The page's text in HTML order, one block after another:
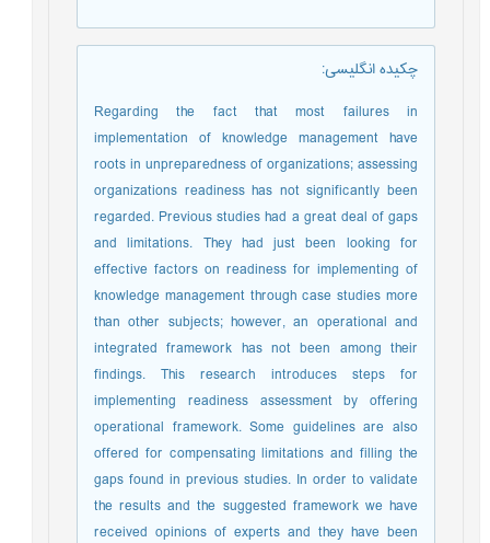
چکیده انگلیسی:
Regarding the fact that most failures in
implementation of knowledge management have
roots in unpreparedness of organizations; assessing
organizations readiness has not significantly been
regarded. Previous studies had a great deal of gaps
and limitations. They had just been looking for
effective factors on readiness for implementing of
knowledge management through case studies more
than other subjects; however, an operational and
integrated framework has not been among their
findings. This research introduces steps for
implementing readiness assessment by offering
operational framework. Some guidelines are also
offered for compensating limitations and filling the
gaps found in previous studies. In order to validate
the results and the suggested framework we have
received opinions of experts and they have been